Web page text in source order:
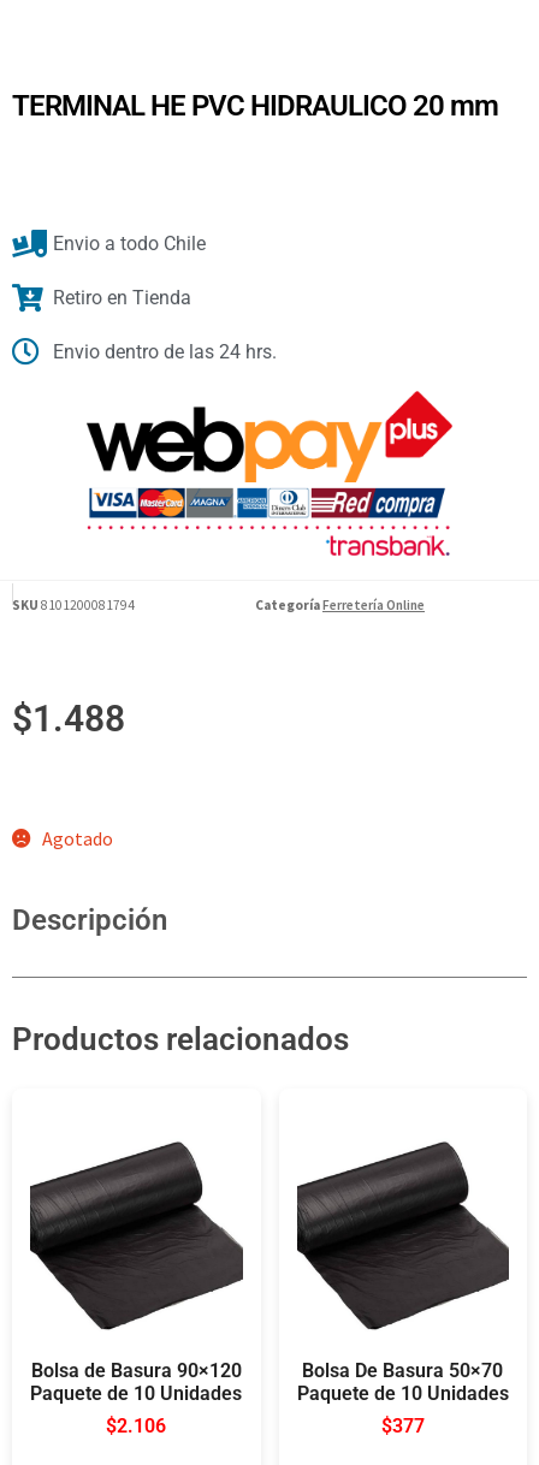
TERMINAL HE PVC HIDRAULICO 20 mm
Envio a todo Chile
Retiro en Tienda
Envio dentro de las 24 hrs.
SKU 8101200081794 CategoríaFerretería Online
$1.488
Agotado
Descripción
Productos relacionados
Bolsa de Basura 90×120
Paquete de 10 Unidades
$2.106
Bolsa De Basura 50×70
Paquete de 10 Unidades
$377